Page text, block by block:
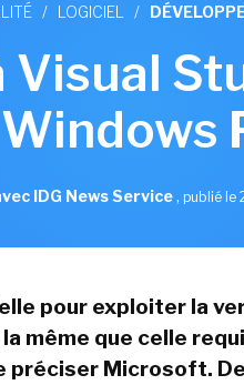
/ LOGICIEL /
IDG News Service, publié le
pour exploiter la
même que celle
préciser Microsoft.